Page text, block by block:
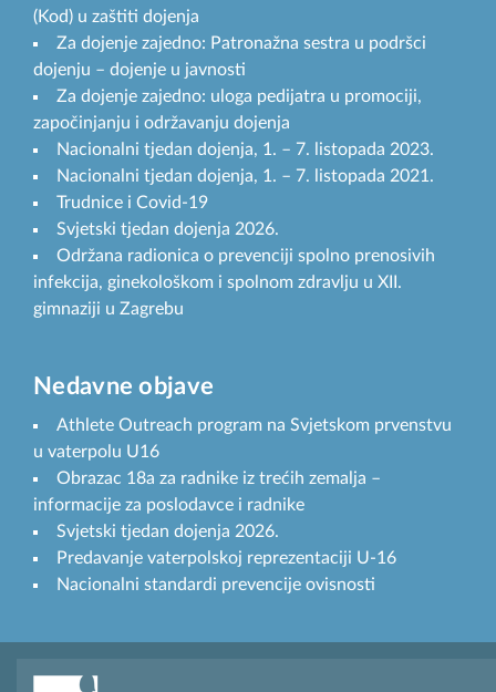
(Kod) u zaštiti dojenja
Za dojenje zajedno: Patronažna sestra u podršci
dojenju – dojenje u javnosti
Za dojenje zajedno: uloga pedijatra u promociji,
započinjanju i održavanju dojenja
Nacionalni tjedan dojenja, 1. – 7. listopada 2023.
Nacionalni tjedan dojenja, 1. – 7. listopada 2021.
Trudnice i Covid-19
Svjetski tjedan dojenja 2026.
Održana radionica o prevenciji spolno prenosivih
infekcija, ginekološkom i spolnom zdravlju u XII.
gimnaziji u Zagrebu
Nedavne objave
Athlete Outreach program na Svjetskom prvenstvu
u vaterpolu U16
Obrazac 18a za radnike iz trećih zemalja –
informacije za poslodavce i radnike
Svjetski tjedan dojenja 2026.
Predavanje vaterpolskoj reprezentaciji U-16
Nacionalni standardi prevencije ovisnosti